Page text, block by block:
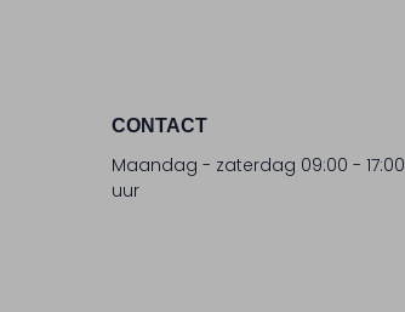
CONTACT
Maandag - zaterdag 09:00 - 17:00
uur